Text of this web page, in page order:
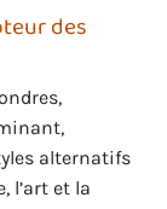
des
alternatifs
l’art et la